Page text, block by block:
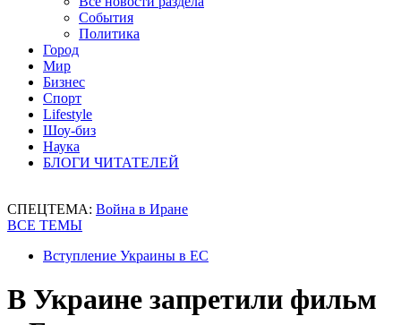
События
Политика
Город
Мир
Бизнес
Спорт
Lifestyle
Шоу-биз
Наука
БЛОГИ ЧИТАТЕЛЕЙ
СПЕЦТЕМА: Война в Иране
ВСЕ ТЕМЫ
Вступление Украины в ЕС
В Украине запретили фильм